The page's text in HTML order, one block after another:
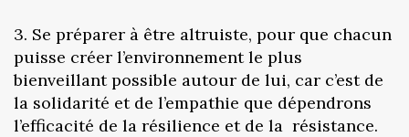
3. Se préparer à être altruiste, pour que chacun
puisse créer l’environnement le plus
bienveillant possible autour de lui, car c’est de
la solidarité et de l’empathie que dépendrons
l’efficacité de la résilience et de la résistance.